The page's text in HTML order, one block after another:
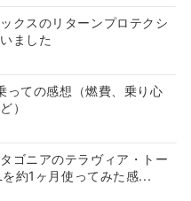
ックスのリターンプロテクシ
ました
っての感想（燃費、乗り心
）
タゴニアのテラヴィア・トー
約1ヶ月使ってみた感...